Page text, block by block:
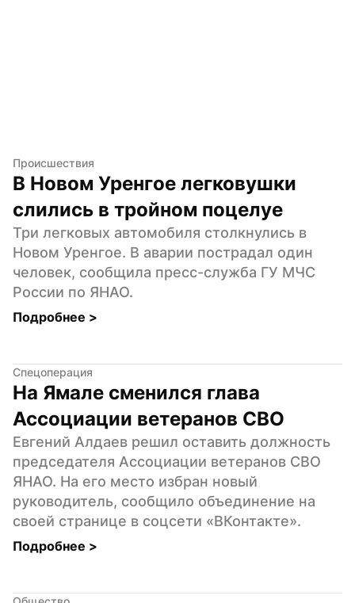
Происшествия
В Новом Уренгое легковушки
слились в тройном поцелуе
Три легковых автомобиля столкнулись в
Новом Уренгое. В аварии пострадал один
человек, сообщила пресс-служба ГУ МЧС
России по ЯНАО.
Подробнее >
Спецоперация
На Ямале сменился глава
Ассоциации ветеранов СВО
Евгений Алдаев решил оставить должность
председателя Ассоциации ветеранов СВО
ЯНАО. На его место избран новый
руководитель, сообщило объединение на
своей странице в соцсети «ВКонтакте».
Подробнее >